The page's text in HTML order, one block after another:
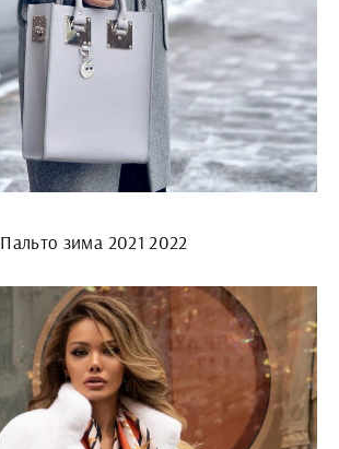
Пальто зима 2021 2022